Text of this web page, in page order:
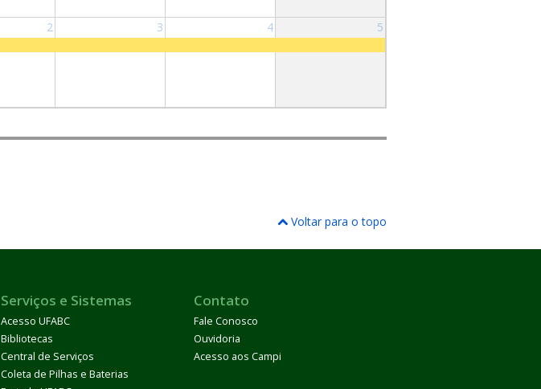
2 3 4 5
Voltar para o topo
Serviços e Sistemas
Acesso UFABC
Bibliotecas
Central de Serviços
Coleta de Pilhas e Baterias
Contato
Fale Conosco
Ouvidoria
Acesso aos Campi